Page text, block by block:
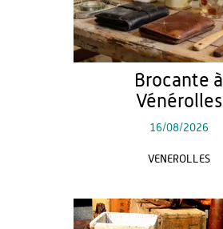
Brocante à
Vénérolles
16/08/2026
VENEROLLES